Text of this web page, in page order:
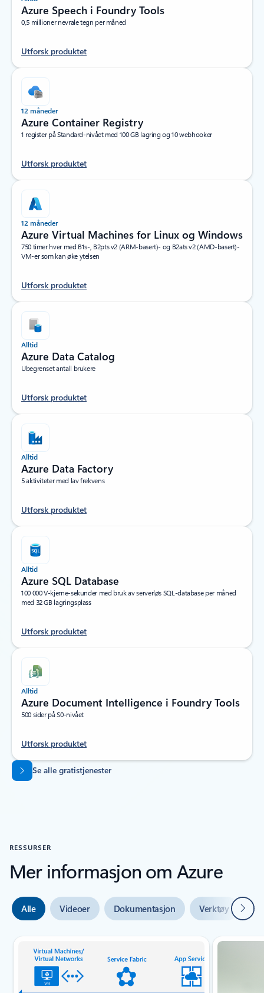
Azure Speech i Foundry Tools
0,5 millioner nevrale tegn per måned
Utforsk produktet
12 måneder
Azure Container Registry
1 register på Standard-nivået med 100 GB lagring og 10 webhooker
Utforsk produktet
12 måneder
Azure Virtual Machines for Linux og Windows
750 timer hver med B1s-, B2pts v2 (ARM-basert)- og B2ats v2 (AMD-basert)-
VM-er som kan øke ytelsen
Utforsk produktet
Alltid
Azure Data Catalog
Ubegrenset antall brukere
Utforsk produktet
Alltid
Azure Data Factory
5 aktiviteter med lav frekvens
Utforsk produktet
Alltid
Azure SQL Database
100 000 V-kjerne-sekunder med bruk av serverløs SQL-database per måned
med 32 GB lagringsplass
Utforsk produktet
Alltid
Azure Document Intelligence i Foundry Tools
500 sider på S0-nivået
Utforsk produktet
Tilbake til faner
Se alle gratistjenester
RESSURSER
Mer informasjon om Azure
Alle Videoer Dokumentasjon Verktøy Neste
Lysbildeindikator {0} {1}